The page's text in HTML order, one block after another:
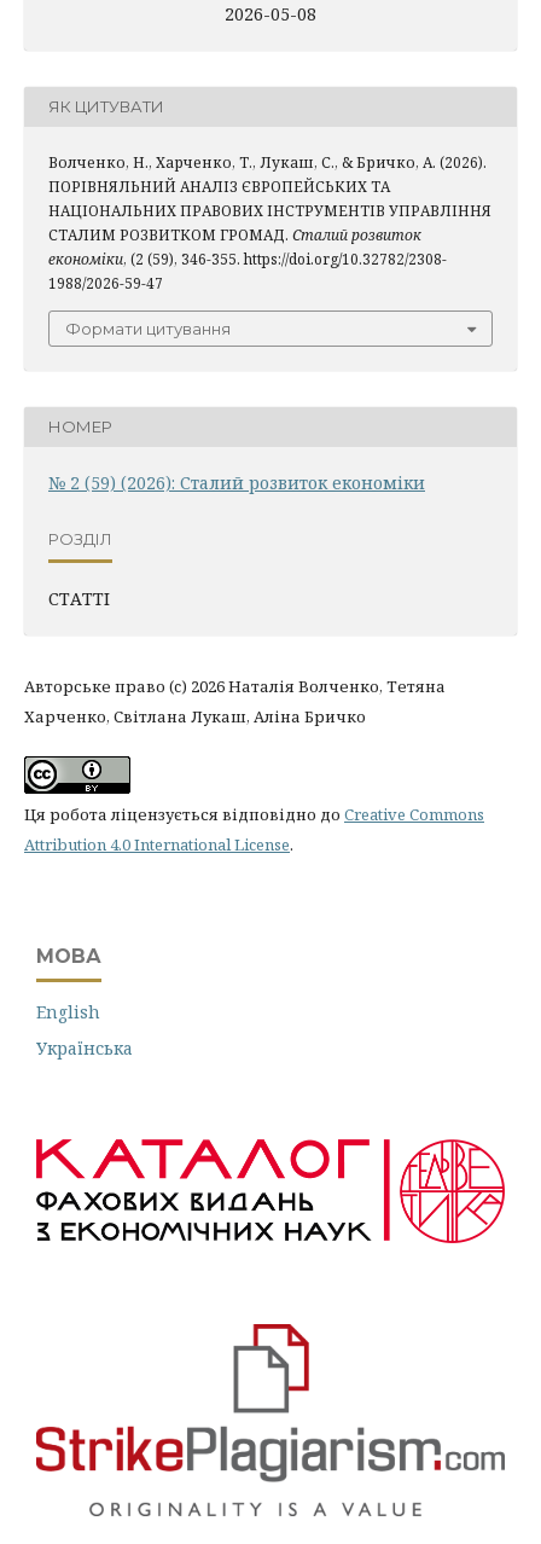
2026-05-08
ЯК ЦИТУВАТИ
Волченко, Н., Харченко, Т., Лукаш, С., & Бричко, А. (2026).
ПОРІВНЯЛЬНИЙ АНАЛІЗ ЄВРОПЕЙСЬКИХ ТА
НАЦІОНАЛЬНИХ ПРАВОВИХ ІНСТРУМЕНТІВ УПРАВЛІННЯ
СТАЛИМ РОЗВИТКОМ ГРОМАД. Сталий розвиток
економіки, (2 (59), 346-355. https://doi.org/10.32782/2308-
1988/2026-59-47
Формати цитування
НОМЕР
№ 2 (59) (2026): Сталий розвиток економіки
РОЗДІЛ
СТАТТІ
Авторське право (c) 2026 Наталія Волченко, Тетяна
Харченко, Світлана Лукаш, Аліна Бричко
Ця робота ліцензується відповідно до Creative Commons
Attribution 4.0 International License.
МОВА
English
Українська